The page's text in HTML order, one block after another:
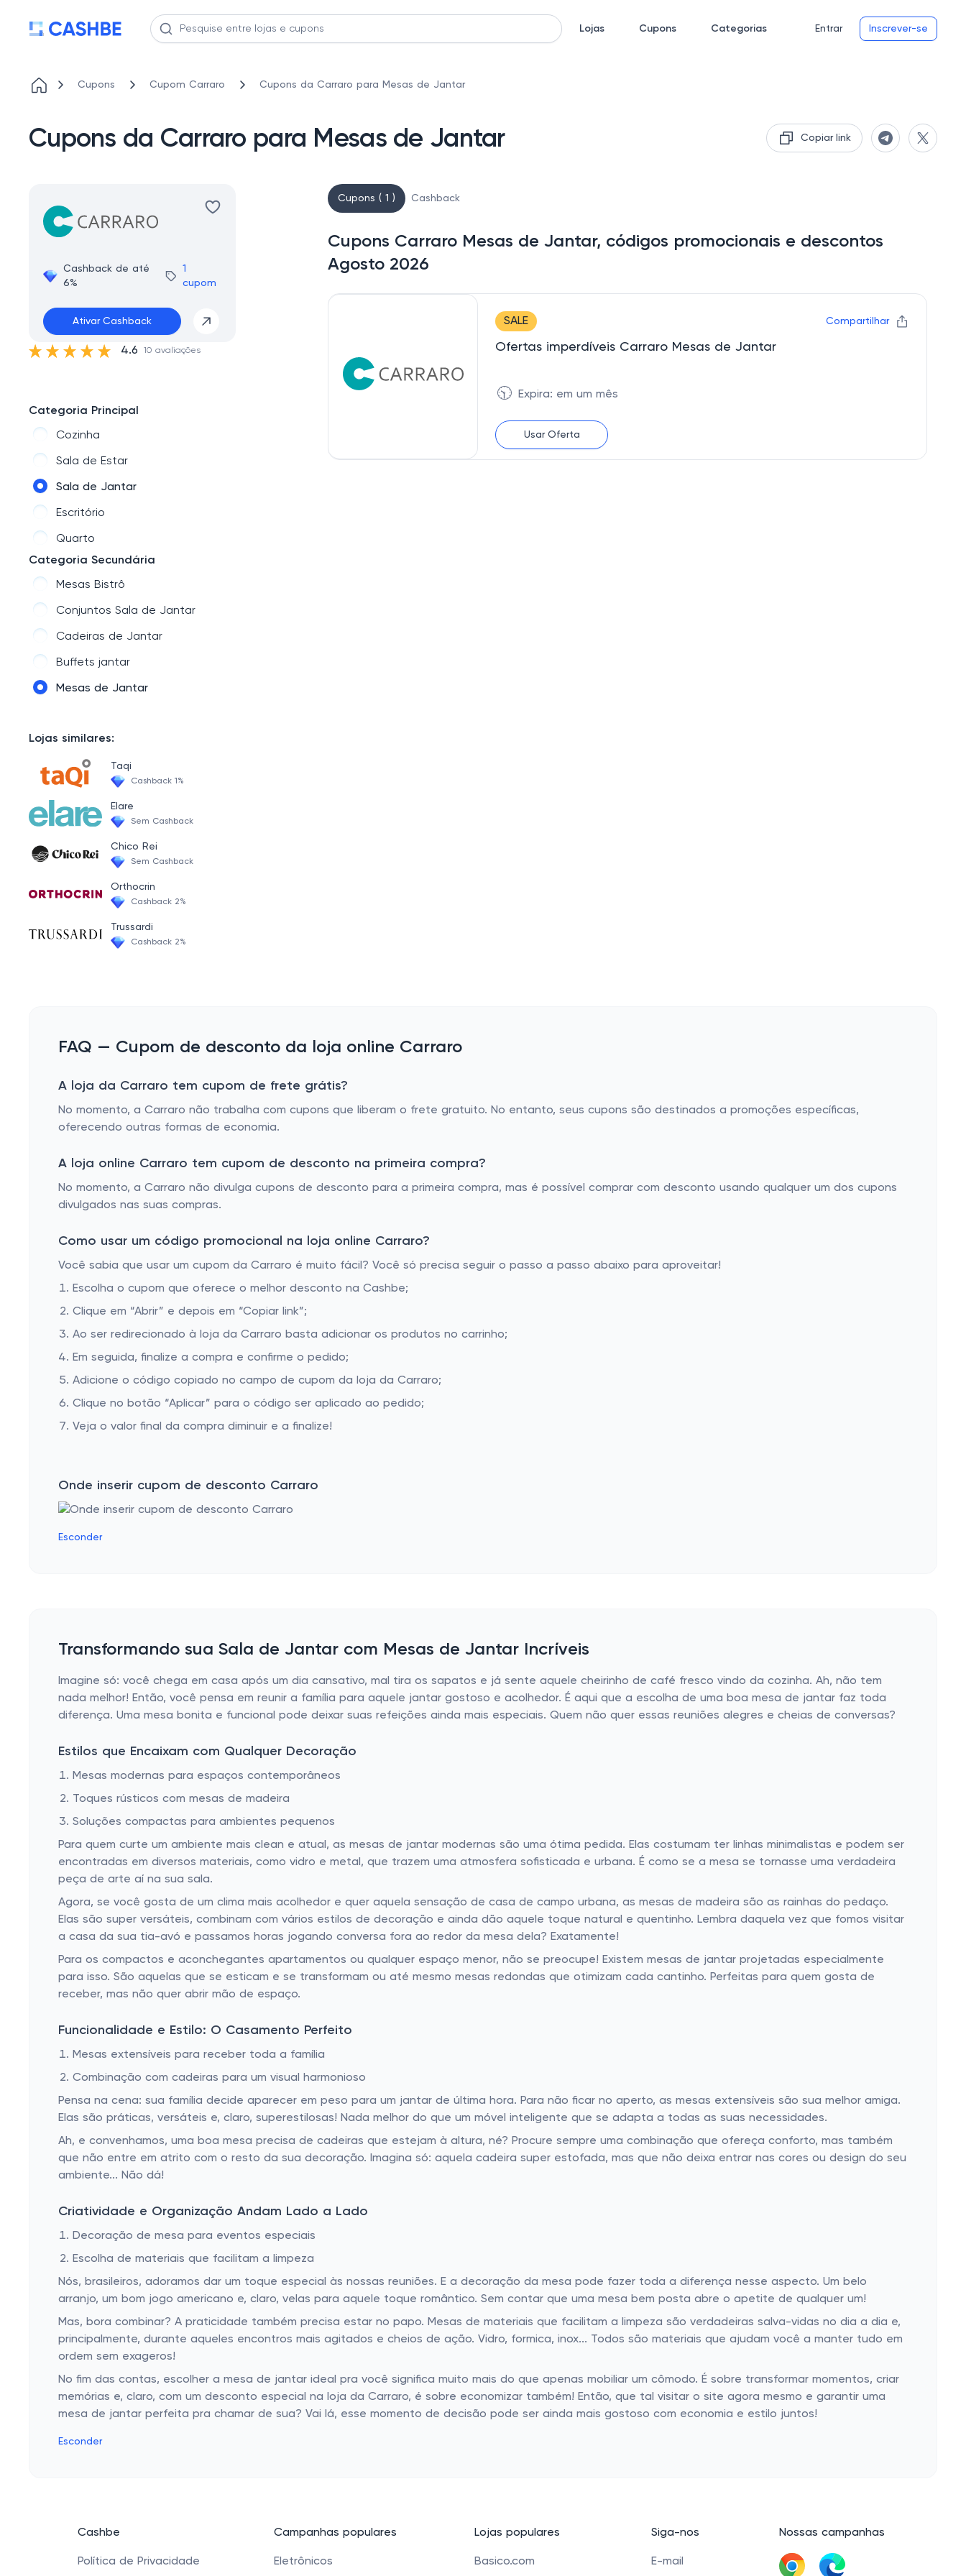
Lojas Cupons Categorias Entrar Inscrever-se
Cupons Cupom Carraro Cupons da Carraro para Mesas de Jantar
Cupons da Carraro para Mesas de Jantar Copiar link
Cashback de até
6%
1
cupom
Ativar Cashback
4.6 10 avaliações
Categoria Principal
Cozinha
Sala de Estar
Sala de Jantar
Escritório
Quarto
Categoria Secundária
Mesas Bistrô
Conjuntos Sala de Jantar
Cadeiras de Jantar
Buffets jantar
Mesas de Jantar
Lojas similares:
Taqi
Cashback 1%
Elare
Sem Cashback
Chico Rei
Sem Cashback
Orthocrin
Cashback 2%
Trussardi
Cashback 2%
Cupons ( 1 ) Cashback
Cupons Carraro Mesas de Jantar, códigos promocionais e descontos
Agosto 2026
SALE Compartilhar
Ofertas imperdíveis Carraro Mesas de Jantar
🕥 Expira: em um mês
Usar Oferta
FAQ — Cupom de desconto da loja online Carraro
A loja da Carraro tem cupom de frete grátis?
No momento, a Carraro não trabalha com cupons que liberam o frete gratuito. No entanto, seus cupons são destinados a promoções específicas,
oferecendo outras formas de economia.
A loja online Carraro tem cupom de desconto na primeira compra?
No momento, a Carraro não divulga cupons de desconto para a primeira compra, mas é possível comprar com desconto usando qualquer um dos cupons
divulgados nas suas compras.
Como usar um código promocional na loja online Carraro?
Você sabia que usar um cupom da Carraro é muito fácil? Você só precisa seguir o passo a passo abaixo para aproveitar!
Escolha o cupom que oferece o melhor desconto na Cashbe;
Clique em “Abrir” e depois em “Copiar link”;
Ao ser redirecionado à loja da Carraro basta adicionar os produtos no carrinho;
Em seguida, finalize a compra e confirme o pedido;
Adicione o código copiado no campo de cupom da loja da Carraro;
Clique no botão “Aplicar” para o código ser aplicado ao pedido;
Veja o valor final da compra diminuir e a finalize!
Onde inserir cupom de desconto Carraro
Esconder
Transformando sua Sala de Jantar com Mesas de Jantar Incríveis
Imagine só: você chega em casa após um dia cansativo, mal tira os sapatos e já sente aquele cheirinho de café fresco vindo da cozinha. Ah, não tem
nada melhor! Então, você pensa em reunir a família para aquele jantar gostoso e acolhedor. É aqui que a escolha de uma boa mesa de jantar faz toda
diferença. Uma mesa bonita e funcional pode deixar suas refeições ainda mais especiais. Quem não quer essas reuniões alegres e cheias de conversas?
Estilos que Encaixam com Qualquer Decoração
Mesas modernas para espaços contemporâneos
Toques rústicos com mesas de madeira
Soluções compactas para ambientes pequenos
Para quem curte um ambiente mais clean e atual, as mesas de jantar modernas são uma ótima pedida. Elas costumam ter linhas minimalistas e podem ser
encontradas em diversos materiais, como vidro e metal, que trazem uma atmosfera sofisticada e urbana. É como se a mesa se tornasse uma verdadeira
peça de arte aí na sua sala.
Agora, se você gosta de um clima mais acolhedor e quer aquela sensação de casa de campo urbana, as mesas de madeira são as rainhas do pedaço.
Elas são super versáteis, combinam com vários estilos de decoração e ainda dão aquele toque natural e quentinho. Lembra daquela vez que fomos visitar
a casa da sua tia-avó e passamos horas jogando conversa fora ao redor da mesa dela? Exatamente!
Para os compactos e aconchegantes apartamentos ou qualquer espaço menor, não se preocupe! Existem mesas de jantar projetadas especialmente
para isso. São aquelas que se esticam e se transformam ou até mesmo mesas redondas que otimizam cada cantinho. Perfeitas para quem gosta de
receber, mas não quer abrir mão de espaço.
Funcionalidade e Estilo: O Casamento Perfeito
Mesas extensíveis para receber toda a família
Combinação com cadeiras para um visual harmonioso
Pensa na cena: sua família decide aparecer em peso para um jantar de última hora. Para não ficar no aperto, as mesas extensíveis são sua melhor amiga.
Elas são práticas, versáteis e, claro, superestilosas! Nada melhor do que um móvel inteligente que se adapta a todas as suas necessidades.
Ah, e convenhamos, uma boa mesa precisa de cadeiras que estejam à altura, né? Procure sempre uma combinação que ofereça conforto, mas também
que não entre em atrito com o resto da sua decoração. Imagina só: aquela cadeira super estofada, mas que não deixa entrar nas cores ou design do seu
ambiente... Não dá!
Criatividade e Organização Andam Lado a Lado
Decoração de mesa para eventos especiais
Escolha de materiais que facilitam a limpeza
Nós, brasileiros, adoramos dar um toque especial às nossas reuniões. E a decoração da mesa pode fazer toda a diferença nesse aspecto. Um belo
arranjo, um bom jogo americano e, claro, velas para aquele toque romântico. Sem contar que uma mesa bem posta abre o apetite de qualquer um!
Mas, bora combinar? A praticidade também precisa estar no papo. Mesas de materiais que facilitam a limpeza são verdadeiras salva-vidas no dia a dia e,
principalmente, durante aqueles encontros mais agitados e cheios de ação. Vidro, formica, inox... Todos são materiais que ajudam você a manter tudo em
ordem sem exageros!
No fim das contas, escolher a mesa de jantar ideal pra você significa muito mais do que apenas mobiliar um cômodo. É sobre transformar momentos, criar
memórias e, claro, com um desconto especial na loja da Carraro, é sobre economizar também! Então, que tal visitar o site agora mesmo e garantir uma
mesa de jantar perfeita pra chamar de sua? Vai lá, esse momento de decisão pode ser ainda mais gostoso com economia e estilo juntos!
Esconder
Cashbe
Política de Privacidade
Campanhas populares
Eletrônicos
Lojas populares
Basico.com
Siga-nos
E-mail
Nossas campanhas